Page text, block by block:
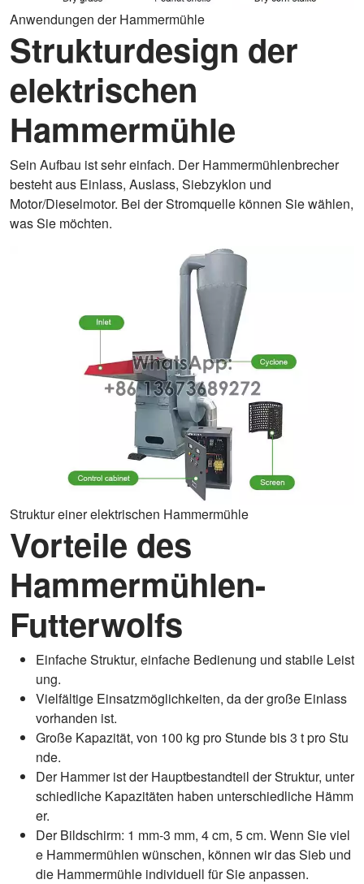
Anwendungen der Hammermühle
Strukturdesign der
elektrischen
Hammermühle
Sein Aufbau ist sehr einfach. Der Hammermühlenbrecher
besteht aus Einlass, Auslass, Siebzyklon und
Motor/Dieselmotor. Bei der Stromquelle können Sie wählen,
was Sie möchten.
Struktur einer elektrischen Hammermühle
Vorteile des
Hammermühlen-
Futterwolfs
Einfache Struktur, einfache Bedienung und stabile Leist
ung.
Vielfältige Einsatzmöglichkeiten, da der große Einlass
vorhanden ist.
Große Kapazität, von 100 kg pro Stunde bis 3 t pro Stu
nde.
Der Hammer ist der Hauptbestandteil der Struktur, unter
schiedliche Kapazitäten haben unterschiedliche Hämm
er.
Der Bildschirm: 1 mm-3 mm, 4 cm, 5 cm. Wenn Sie viel
e Hammermühlen wünschen, können wir das Sieb und
die Hammermühle individuell für Sie anpassen.